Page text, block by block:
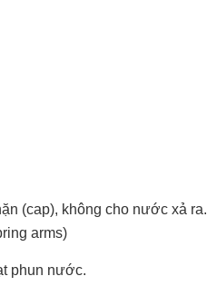
(cap), không cho nước xả ra.
arms)
phun nước.